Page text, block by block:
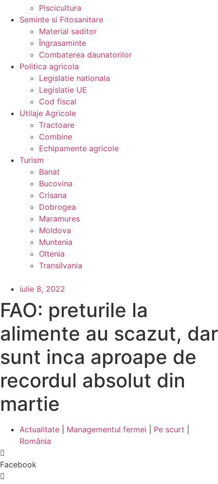
Piscicultura
Seminte si Fitosanitare
Material saditor
Îngrasaminte
Combaterea daunatorilor
Politica agricola
Legislatie nationala
Legislatie UE
Cod fiscal
Utilaje Agricole
Tractoare
Combine
Echipamente agricole
Turism
Banat
Bucovina
Crisana
Dobrogea
Maramures
Moldova
Muntenia
Oltenia
Transilvania
iulie 8, 2022
FAO: preturile la
alimente au scazut, dar
sunt inca aproape de
recordul absolut din
martie
Actualitate Managementul fermei Pe scurt
România
Facebook